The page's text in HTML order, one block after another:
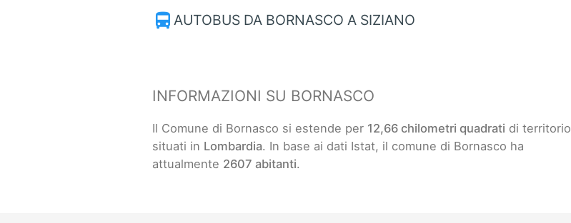
directions_bus AUTOBUS DA BORNASCO A SIZIANO
INFORMAZIONI SU BORNASCO
Il Comune di Bornasco si estende per 12,66 chilometri quadrati di territorio
situati in Lombardia. In base ai dati Istat, il comune di Bornasco ha
attualmente 2607 abitanti.